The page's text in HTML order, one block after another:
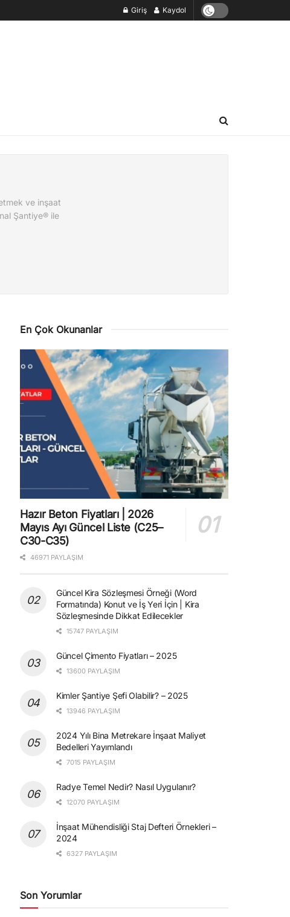
Giriş Kaydol
ve inşaat
Şantiye® ile
En Çok Okunanlar
Hazır Beton Fiyatları | 2026
Mayıs Ayı Güncel Liste (C25–
C30-C35)
46971 PAYLAŞIM
Güncel Kira Sözleşmesi Örneği (Word
Formatında) Konut ve İş Yeri İçin | Kira
Sözleşmesinde Dikkat Edilecekler
15747 PAYLAŞIM
Güncel Çimento Fiyatları – 2025
13600 PAYLAŞIM
Kimler Şantiye Şefi Olabilir? – 2025
13946 PAYLAŞIM
2024 Yılı Bina Metrekare İnşaat Maliyet
Bedelleri Yayımlandı
7015 PAYLAŞIM
Radye Temel Nedir? Nasıl Uygulanır?
12070 PAYLAŞIM
İnşaat Mühendisliği Staj Defteri Örnekleri –
2024
6327 PAYLAŞIM
Son Yorumlar